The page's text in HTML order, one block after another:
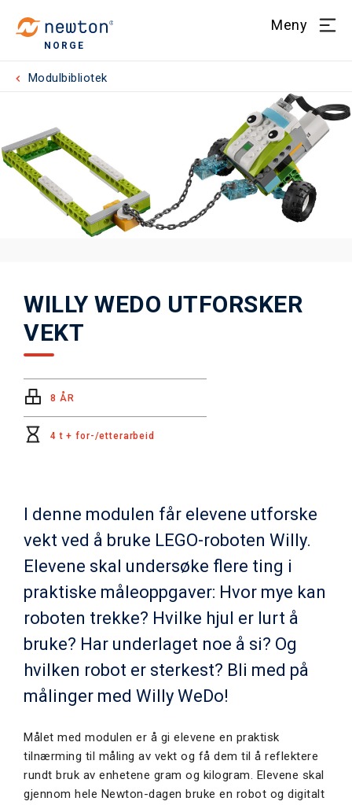
NORGE
Meny
Modulbibliotek
WILLY WEDO UTFORSKER
VEKT
8 ÅR
4 t + for-/etterarbeid
I denne modulen får elevene utforske
vekt ved å bruke LEGO-roboten Willy.
Elevene skal undersøke flere ting i
praktiske måleoppgaver: Hvor mye kan
roboten trekke? Hvilke hjul er lurt å
bruke? Har underlaget noe å si? Og
hvilken robot er sterkest? Bli med på
målinger med Willy WeDo!
Målet med modulen er å gi elevene en praktisk
tilnærming til måling av vekt og få dem til å reflektere
rundt bruk av enhetene gram og kilogram. Elevene skal
gjennom hele Newton-dagen bruke en robot og digitalt